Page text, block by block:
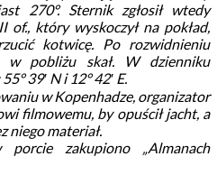
270°. Sternik zgłosił wtedy
of., który wyskoczył na pokład,
kotwicę. Po rozwidnieniu
pobliżu skał. W dzienniku
39′ N i 12° 42′ E.
w Kopenhadze, organizator
filmowemu, by opuścił jacht, a
niego materiał.
zakupiono „Almanach